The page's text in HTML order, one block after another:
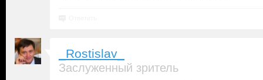
_Rostislav_
Заслуженный зритель